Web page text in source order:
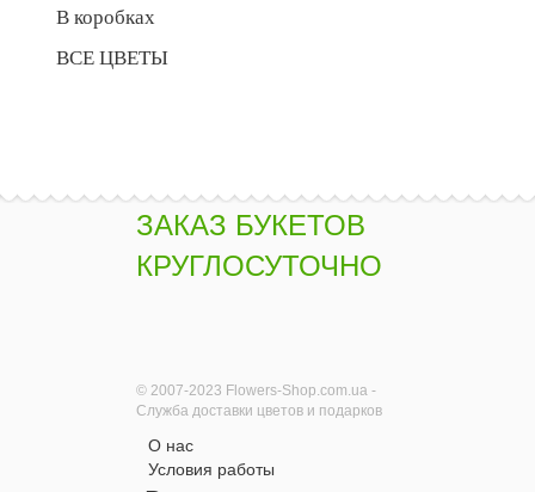
В коробках
ВСЕ ЦВЕТЫ
ЗАКАЗ БУКЕТОВ
КРУГЛОСУТОЧНО
© 2007-2023 Flowers-Shop.com.ua -
Служба доставки цветов и подарков
О нас
Условия работы